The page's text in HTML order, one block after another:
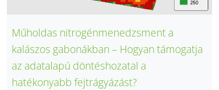
Műholdas nitrogénmenedzsment a
kalászos gabonákban – Hogyan támogatja
az adatalapú döntéshozatal a
hatékonyabb fejtrágyázást?